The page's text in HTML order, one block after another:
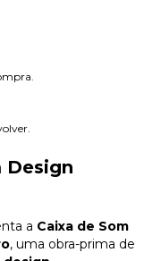
Design
a Caixa de Som
, uma obra-prima de